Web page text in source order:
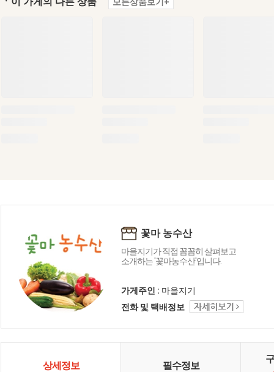
꽃마 농수산
마을지기가 직접 꼼꼼히 살펴보고
소개하는 '꽃마농수산'입니다.
가게주인 : 마을지기
전화 및 택배정보
상세정보 필수정보